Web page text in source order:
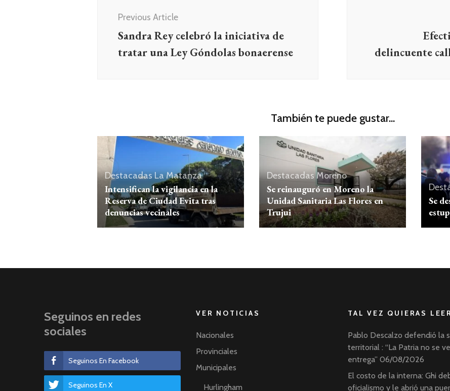
entradas
Previous Article
Sandra Rey celebró la iniciativa de
tratar una Ley Góndolas bonaerense
delincuente
También te puede gustar...
DestacadasLa Matanza
Intensifican la vigilancia en la
Reserva de Ciudad Evita tras
denuncias vecinales
DestacadasMoreno
Se reinauguró en Moreno la
Unidad Sanitaria Las Flores en
Trujui
Se
Seguinos en redes
sociales
Seguinos En Facebook
Seguinos En X
VER NOTICIAS
Nacionales
Provinciales
Municipales
Hurlingham
TAL VEZ QUIERAS
Pablo Descalzo defendió la
territorial : “La Patria no se
entrega” 06/08/2026
El costo de la interna: Ghi
oficialismo y le abrió una